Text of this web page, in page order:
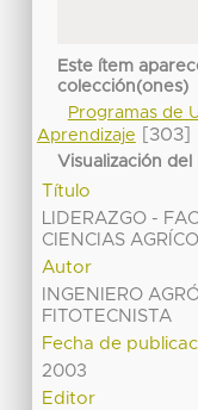
Este ítem
colección(ones)
Programas de
Aprendizaje
[303]
Visualización
Título
LIDERAZGO -
CIENCIAS
Autor
INGENIERO
FITOTECNISTA
Fecha de
2003
Editor